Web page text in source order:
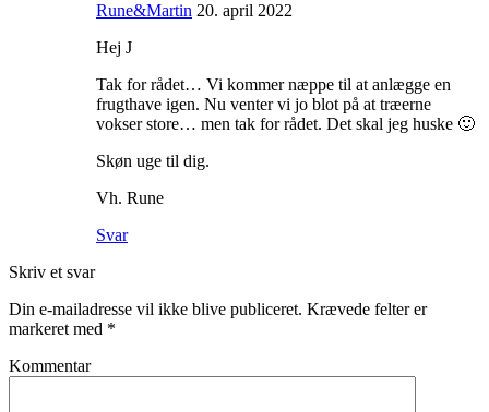
Rune&Martin 20. april 2022
Hej J
Tak for rådet… Vi kommer næppe til at anlægge en
frugthave igen. Nu venter vi jo blot på at træerne
vokser store… men tak for rådet. Det skal jeg huske 🙂
Skøn uge til dig.
Vh. Rune
Svar
Skriv et svar
Din e-mailadresse vil ikke blive publiceret. Krævede felter er
markeret med *
Kommentar